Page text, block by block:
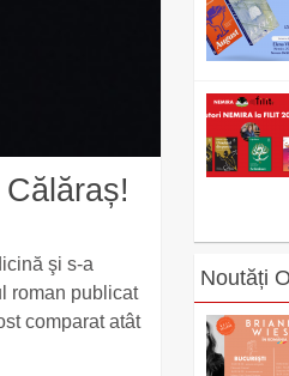
şi s-a
roman publicat
comparat atât
Noutăți